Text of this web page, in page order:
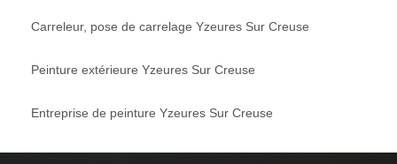
Carreleur, pose de carrelage Yzeures Sur Creuse
Peinture extérieure Yzeures Sur Creuse
Entreprise de peinture Yzeures Sur Creuse